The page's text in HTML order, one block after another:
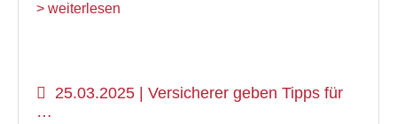
> weiterlesen
25.03.2025 | Versicherer geben Tipps für
…